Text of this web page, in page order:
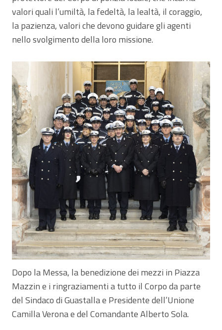
valori quali l’umiltà, la fedeltà, la lealtà, il coraggio,
la pazienza, valori che devono guidare gli agenti
nello svolgimento della loro missione.
Dopo la Messa, la benedizione dei mezzi in Piazza
Mazzin e i ringraziamenti a tutto il Corpo da parte
del Sindaco di Guastalla e Presidente dell’Unione
Camilla Verona e del Comandante Alberto Sola.